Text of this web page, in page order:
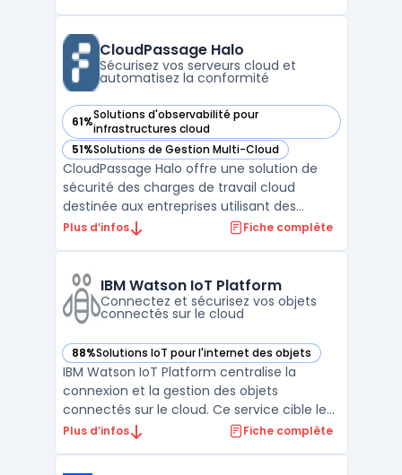
risques de faille ou d’interruption. F5 BIG‑I ...
CloudPassage Halo
Sécurisez vos serveurs cloud et
automatisez la conformité
61%Solutions d'observabilité pour
infrastructures cloud
— voir CloudPassage Halo dans cette catégorie
51%Solutions de Gestion Multi-Cloud
— voir CloudPassage Halo dans cette catégorie
CloudPassage Halo offre une solution de
sécurité des charges de travail cloud
destinée aux entreprises utilisant des
serveurs virtuels sur des environnements
les exigences de conformité et de
surveillance continue a ...
Plus d’infos Fiche complète
IBM Watson IoT Platform
Connectez et sécurisez vos objets
connectés sur le cloud
88%Solutions IoT pour l'internet des objets
— voir IBM Watson IoT Platform dans cette catégorie
IBM Watson IoT Platform centralise la
connexion et la gestion des objets
connectés sur le cloud. Ce service cible les
entreprises souhaitant superviser à
Plus d’infos Fiche complète